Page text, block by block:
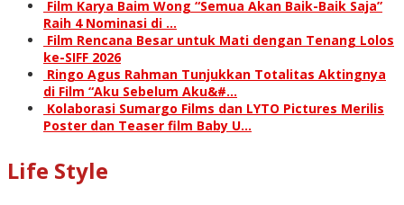
Film Karya Baim Wong “Semua Akan Baik-Baik Saja”
Raih 4 Nominasi di …
Film Rencana Besar untuk Mati dengan Tenang Lolos
ke-SIFF 2026
Ringo Agus Rahman Tunjukkan Totalitas Aktingnya
di Film “Aku Sebelum Aku&#…
Kolaborasi Sumargo Films dan LYTO Pictures Merilis
Poster dan Teaser film Baby U…
Life Style